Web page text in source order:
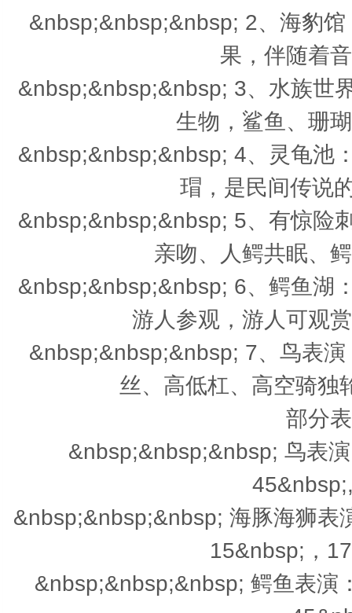
&nbsp;&nbsp;&nbsp; 2、海豹
果，伴随着
&nbsp;&nbsp;&nbsp; 3、水族世
生物，鲨鱼、珊
&nbsp;&nbsp;&nbsp; 4、灵龟池
瑁，是民间传说
&nbsp;&nbsp;&nbsp; 5、有惊险
亲吻、人鳄共眠、
&nbsp;&nbsp;&nbsp; 6、鳄鱼湖
游人参观，游人可观
&nbsp;&nbsp;&nbsp; 7、鸟表
丝、高低杠、高空骑独
部分
&nbsp;&nbsp;&nbsp; 鸟表
&nbsp;&nbsp;&nbsp; 海豚海狮表
15&nbsp;，
&nbsp;&nbsp;&nbsp; 鳄鱼表演